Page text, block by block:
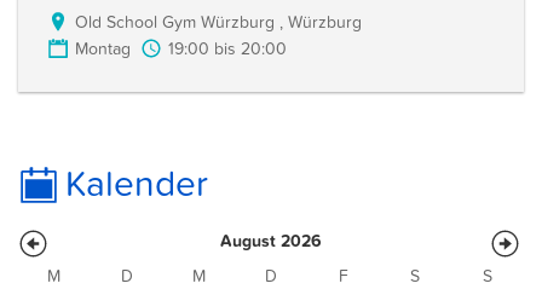
Old School Gym Würzburg , Würzburg
Montag
19:00 bis 20:00
Kalender
August 2026
M
D M D F S S